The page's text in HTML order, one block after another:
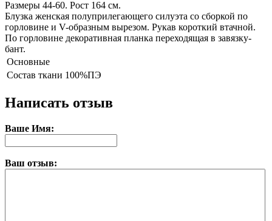
Размеры 44-60. Рост 164 см.
Блузка женская полуприлегающего силуэта со сборкой по
горловине и V-образным вырезом. Рукав короткий втачной.
По горловине декоративная планка переходящая в завязку-
бант.
Основные
Состав ткани 100%ПЭ
Написать отзыв
Ваше Имя:
Ваш отзыв: